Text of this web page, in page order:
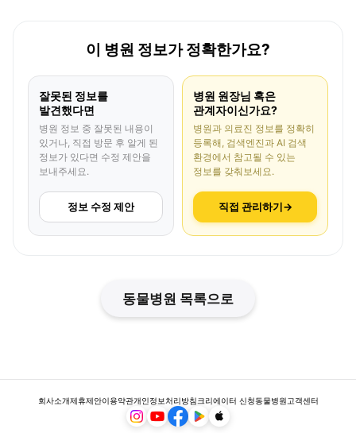
이 병원 정보가 정확한가요?
잘못된 정보를
발견했다면
병원 정보 중 잘못된 내용이
있거나, 직접 방문 후 알게 된
정보가 있다면 수정 제안을
보내주세요.
정보 수정 제안
병원 원장님 혹은
관계자이신가요?
병원과 의료진 정보를 정확히
등록해, 검색엔진과 AI 검색
환경에서 참고될 수 있는
정보를 갖춰보세요.
직접 관리하기→
동물병원 목록으로
회사소개제휴제안이용약관개인정보처리방침크리에이터 신청동물병원고객센터